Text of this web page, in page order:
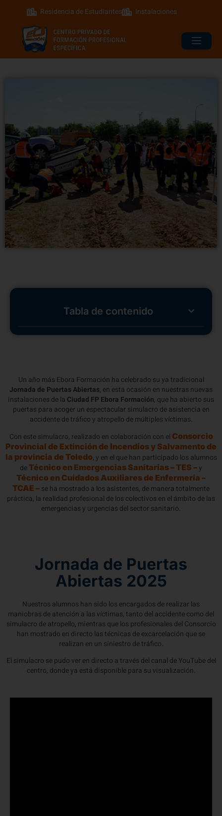
Residencia de Estudiantes Instalaciones
Tabla de contenido
Un año más Ebora Formación ha celebrado su ya tradicional
Jornada de Puertas Abiertas, en esta ocasión en nuestras nuevas
instalaciones de la Ciudad FP Ebora Formación, que ha abierto sus
puertas para acoger un espectacular simulacro de asistencia en
accidente de tráfico y atropello de múltiples víctimas.
Con este simulacro, realizado en colaboración con el Consorcio
Provincial de Extinción de Incendios y Salvamento de
la provincia de Toledo, y en el que han participado los alumnos
deTécnico en Emergencias Sanitarias – TES – y
Técnico en Cuidados Auxiliares de Enfermería –
TCAE – se ha mostrado a los asistentes, de manera totalmente
práctica, la realidad profesional de los colectivos en el ámbito de las
emergencias y urgencias del sector sanitario.
Jornada de Puertas
Abiertas 2025
Nuestros alumnos han sido los encargados de realizar las
maniobras de atención a las víctimas, tanto del accidente como del
simulacro de atropello, mientras que los profesionales del Consorcio
han mostrado en directo las técnicas de excarcelación que se
realizan en un siniestro de tráfico.
El simulacro se pudo ver en directo a través del canal de YouTube del
centro, donde ya está disponible para su visualización.